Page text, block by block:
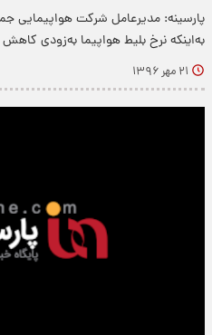
پارسینه: مدیرعامل شرکت هواپیمایی
به‌اینکه نرخ بلیط هواپیما به‌زودی
۲۱ مهر ۱۳۹۶